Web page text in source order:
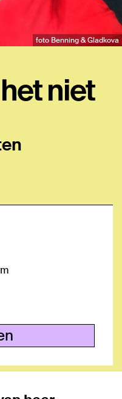
foto Benning & Gladkova
niet